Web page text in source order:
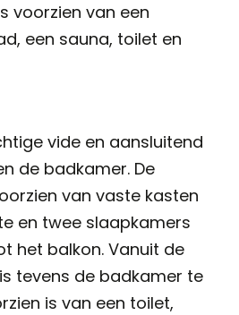
voorzien van een
een sauna, toilet en
vide en aansluitend
de badkamer. De
van vaste kasten
en twee slaapkamers
het balkon. Vanuit de
tevens de badkamer te
is van een toilet,